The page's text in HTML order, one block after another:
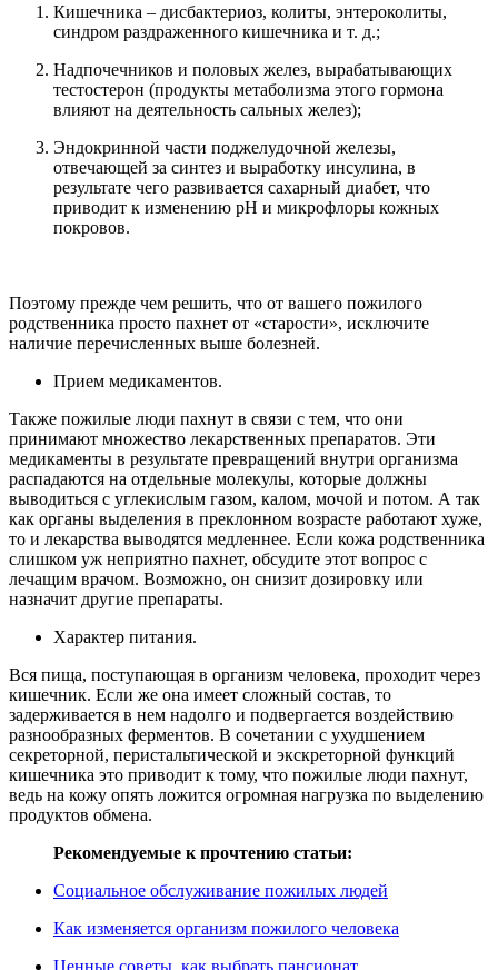
Кишечника – дисбактериоз, колиты, энтероколиты,
синдром раздраженного кишечника и т. д.;
Надпочечников и половых желез, вырабатывающих
тестостерон (продукты метаболизма этого гормона
влияют на деятельность сальных желез);
Эндокринной части поджелудочной железы,
отвечающей за синтез и выработку инсулина, в
результате чего развивается сахарный диабет, что
приводит к изменению pH и микрофлоры кожных
покровов.
Поэтому прежде чем решить, что от вашего пожилого
родственника просто пахнет от «старости», исключите
наличие перечисленных выше болезней.
Прием медикаментов.
Также пожилые люди пахнут в связи с тем, что они
принимают множество лекарственных препаратов. Эти
медикаменты в результате превращений внутри организма
распадаются на отдельные молекулы, которые должны
выводиться с углекислым газом, калом, мочой и потом. А так
как органы выделения в преклонном возрасте работают хуже,
то и лекарства выводятся медленнее. Если кожа родственника
слишком уж неприятно пахнет, обсудите этот вопрос с
лечащим врачом. Возможно, он снизит дозировку или
назначит другие препараты.
Характер питания.
Вся пища, поступающая в организм человека, проходит через
кишечник. Если же она имеет сложный состав, то
задерживается в нем надолго и подвергается воздействию
разнообразных ферментов. В сочетании с ухудшением
секреторной, перистальтической и экскреторной функций
кишечника это приводит к тому, что пожилые люди пахнут,
ведь на кожу опять ложится огромная нагрузка по выделению
продуктов обмена.
Рекомендуемые к прочтению статьи:
Социальное обслуживание пожилых людей
Как изменяется организм пожилого человека
Ценные советы, как выбрать пансионат